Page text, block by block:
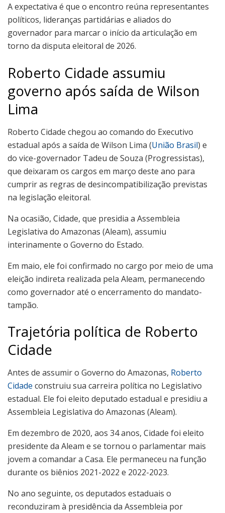
A expectativa é que o encontro reúna representantes
políticos, lideranças partidárias e aliados do
governador para marcar o início da articulação em
torno da disputa eleitoral de 2026.
Roberto Cidade assumiu
governo após saída de Wilson
Lima
Roberto Cidade chegou ao comando do Executivo
estadual após a saída de Wilson Lima (União Brasil) e
do vice-governador Tadeu de Souza (Progressistas),
que deixaram os cargos em março deste ano para
cumprir as regras de desincompatibilização previstas
na legislação eleitoral.
Na ocasião, Cidade, que presidia a Assembleia
Legislativa do Amazonas (Aleam), assumiu
interinamente o Governo do Estado.
Em maio, ele foi confirmado no cargo por meio de uma
eleição indireta realizada pela Aleam, permanecendo
como governador até o encerramento do mandato-
tampão.
Trajetória política de Roberto
Cidade
Antes de assumir o Governo do Amazonas, Roberto
Cidade construiu sua carreira política no Legislativo
estadual. Ele foi eleito deputado estadual e presidiu a
Assembleia Legislativa do Amazonas (Aleam).
Em dezembro de 2020, aos 34 anos, Cidade foi eleito
presidente da Aleam e se tornou o parlamentar mais
jovem a comandar a Casa. Ele permaneceu na função
durante os biênios 2021-2022 e 2022-2023.
No ano seguinte, os deputados estaduais o
reconduziram à presidência da Assembleia por